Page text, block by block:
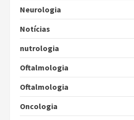
Neurologia
Notícias
nutrologia
Oftalmologia
Oftalmologia
Oncologia